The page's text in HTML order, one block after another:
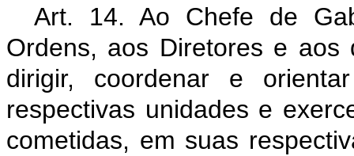
Art. 14. Ao Chefe de
Ordens, aos Diretores e aos
dirigir, coordenar e
respectivas unidades e
cometidas, em suas